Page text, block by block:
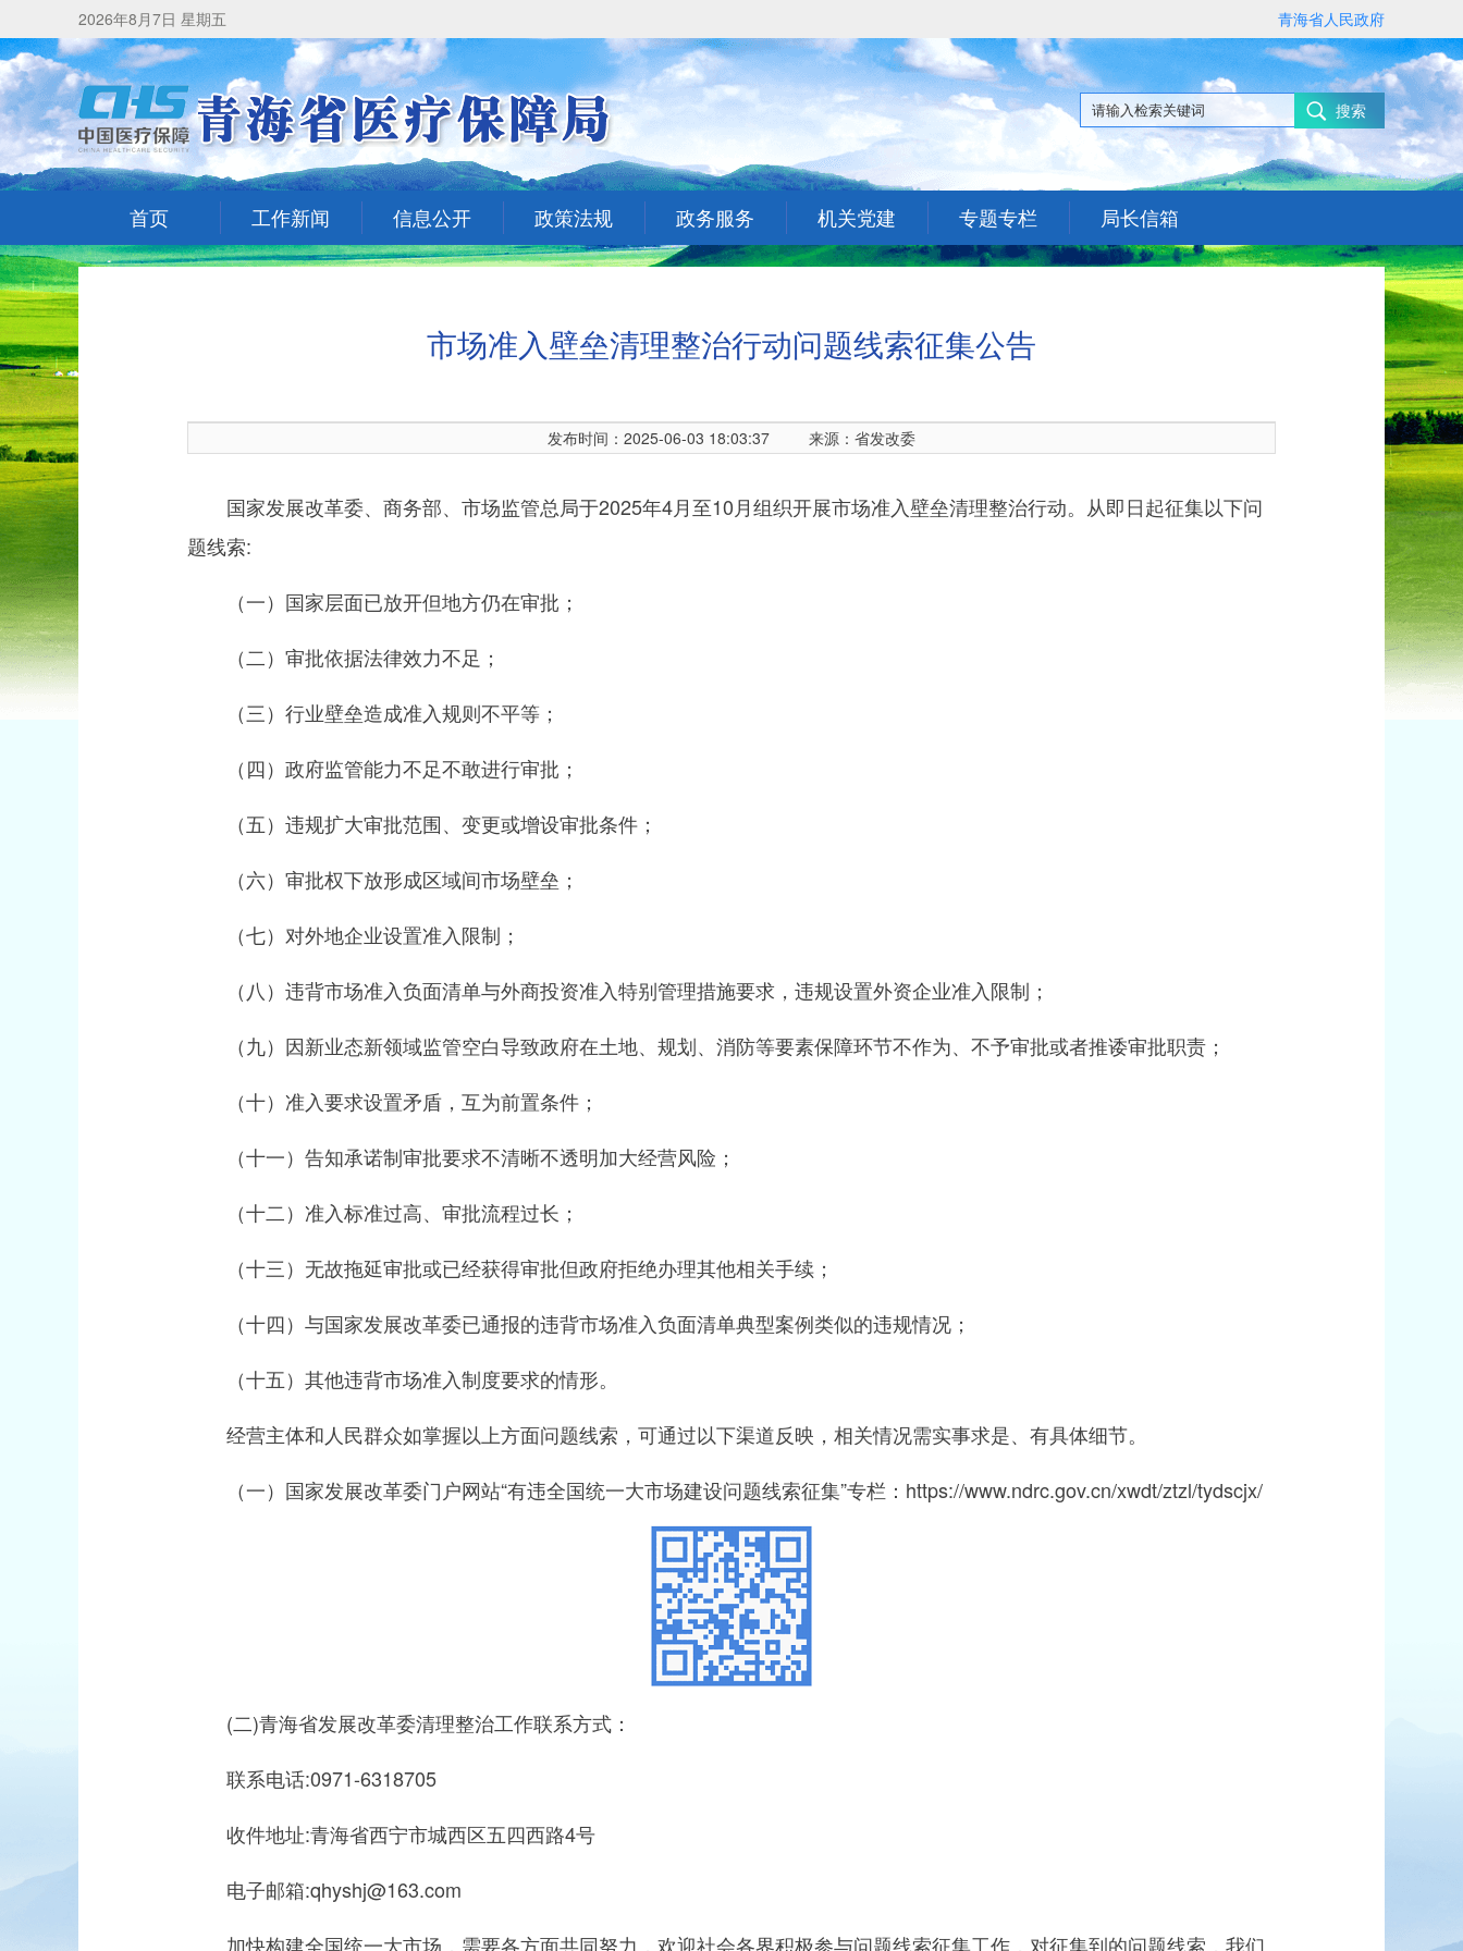
2026年8月7日 星期五 青海省人民政府
搜索
首页 工作新闻 信息公开 政策法规 政务服务 机关党建 专题专栏 局长信箱
市场准入壁垒清理整治行动问题线索征集公告
发布时间：2025-06-03 18:03:37 来源：省发改委
国家发展改革委、商务部、市场监管总局于2025年4月至10月组织开展市场准入壁垒清理整治行动。从即日起征集以下问
题线索:
（一）国家层面已放开但地方仍在审批；
（二）审批依据法律效力不足；
（三）行业壁垒造成准入规则不平等；
（四）政府监管能力不足不敢进行审批；
（五）违规扩大审批范围、变更或增设审批条件；
（六）审批权下放形成区域间市场壁垒；
（七）对外地企业设置准入限制；
（八）违背市场准入负面清单与外商投资准入特别管理措施要求，违规设置外资企业准入限制；
（九）因新业态新领域监管空白导致政府在土地、规划、消防等要素保障环节不作为、不予审批或者推诿审批职责；
（十）准入要求设置矛盾，互为前置条件；
（十一）告知承诺制审批要求不清晰不透明加大经营风险；
（十二）准入标准过高、审批流程过长；
（十三）无故拖延审批或已经获得审批但政府拒绝办理其他相关手续；
（十四）与国家发展改革委已通报的违背市场准入负面清单典型案例类似的违规情况；
（十五）其他违背市场准入制度要求的情形。
经营主体和人民群众如掌握以上方面问题线索，可通过以下渠道反映，相关情况需实事求是、有具体细节。
（一）国家发展改革委门户网站“有违全国统一大市场建设问题线索征集”专栏：https://www.ndrc.gov.cn/xwdt/ztzl/tydscjx/
(二)青海省发展改革委清理整治工作联系方式：
联系电话:0971-6318705
收件地址:青海省西宁市城西区五四西路4号
电子邮箱:qhyshj@163.com
加快构建全国统一大市场，需要各方面共同努力，欢迎社会各界积极参与问题线索征集工作，对征集到的问题线索，我们